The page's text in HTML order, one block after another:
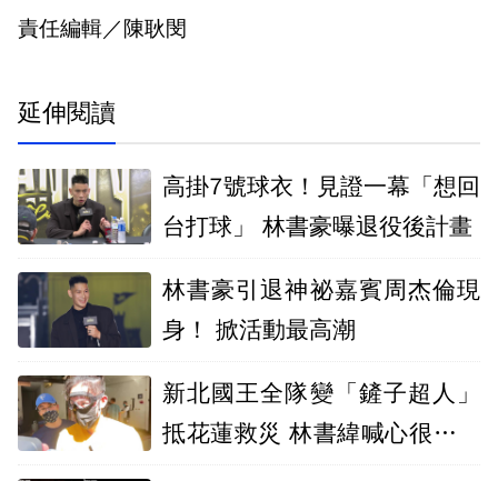
責任編輯／陳耿閔
延伸閱讀
高掛7號球衣！見證一幕「想回
台打球」 林書豪曝退役後計畫
林書豪引退神祕嘉賓周杰倫現
身！ 掀活動最高潮
新北國王全隊變「鏟子超人」
抵花蓮救災 林書緯喊心很痛：